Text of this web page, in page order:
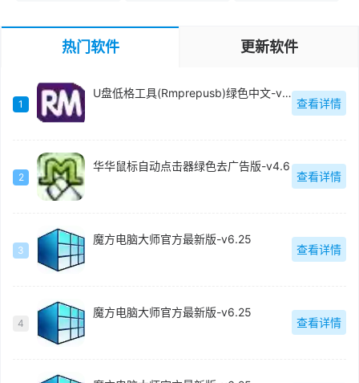
热门软件 更新软件
1
U盘低格工具(Rmprepusb)绿色中文-v2.1.744
查看详情
2
华华鼠标自动点击器绿色去广告版-v4.6
查看详情
3
魔方电脑大师官方最新版-v6.25
查看详情
4
魔方电脑大师官方最新版-v6.25
查看详情